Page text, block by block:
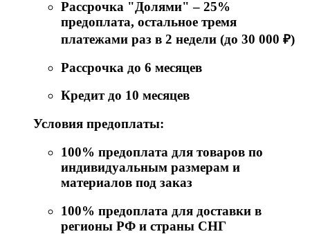
Рассрочка "Долями" – 25%
предоплата, остальное тремя
платежами раз в 2 недели (до 30 000 ₽)
Рассрочка до 6 месяцев
Кредит до 10 месяцев
Условия предоплаты:
100% предоплата для товаров по
индивидуальным размерам и
материалов под заказ
100% предоплата для доставки в
регионы РФ и страны СНГ